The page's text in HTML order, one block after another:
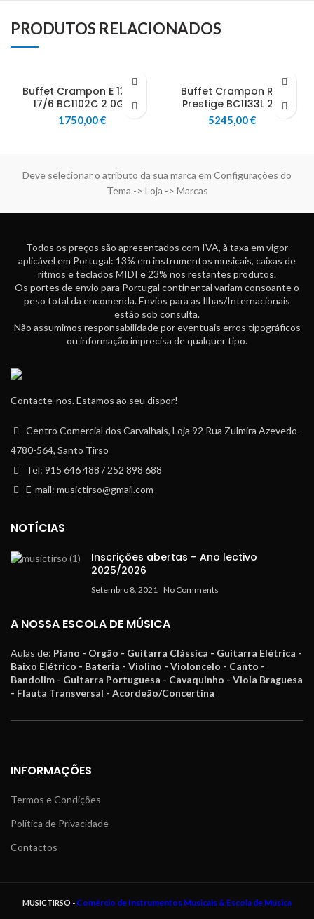
PRODUTOS RELACIONADOS
Buffet Crampon E 13 Bb
17/6 BC1102C 2 0GB
1750,00€
Buffet Crampon R13
Prestige BC1133L 2 0
5245,00€
Deve selecionar o atributo da sua marca em Configurações do
Tema -> Loja -> Marcas
Todos os preços são apresentados com IVA, à taxa em vigor
aplicável em Portugal: 13% em instrumentos musicais, caixas de
ritmos e teclados MIDI e 23% nos restantes produtos.
Os portes de envio para Portugal continental variam consoante o
peso total da encomenda. Envios para as Ilhas/Internacionais
estão sob consulta.
Não assumimos responsabilidade por eventuais erros tipográficos
ou informação imprecisa de qualquer tipo.
Contacte-nos. Estamos ao seu dispor!
Centro Comercial dos Carvalhais, Loja 92 Rua Zulmira Azevedo -
4780-564, Santo Tirso
Tel: 915 646 488 / 252 898 688
E-mail: musictirso@gmail.com
NOTÍCIAS
Inscrições abertas – Ano lectivo
2025/2026
Setembro 8, 2021 No Comments
A NOSSA ESCOLA DE MÚSICA
Aulas de: Piano - Orgão - Guitarra Clássica - Guitarra Elétrica -
Baixo Elétrico - Bateria - Violino - Violoncelo - Canto -
Bandolim - Guitarra Portuguesa - Cavaquinho - Viola Braguesa
- Flauta Transversal - Acordeão/Concertina
INFORMAÇÕES
Termos e Condições
Política de Privacidade
Contactos
MUSICTIRSO - Comércio de Instrumentos Musicais & Escola de Música